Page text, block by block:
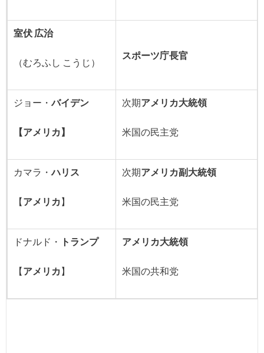
室伏 広治
（むろふし こうじ）
スポーツ庁長官
ジョー・ バイデン
【アメリカ】
次期アメリカ大統領
米国の民主党
カマラ・ ハリス
【アメリカ 】
次期アメリカ副大統領
米国の民主党
ドナルド・ トランプ
【アメリカ 】
アメリカ大統領
米国の共和党